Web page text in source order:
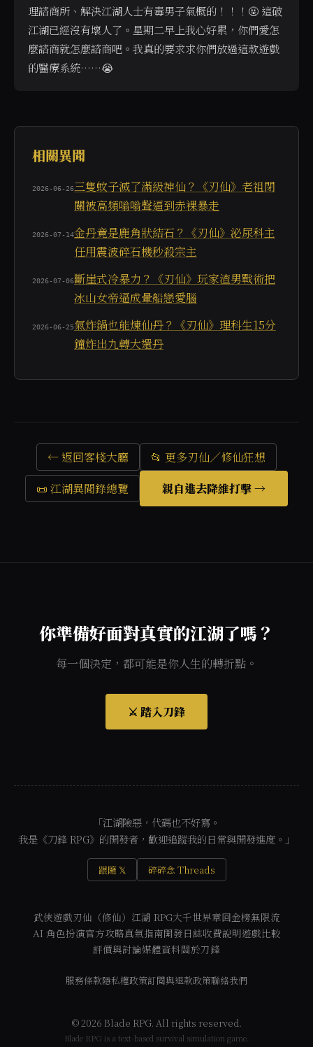
理諮商所、解決江湖人士有毒男子氣概的！！！🤬 這破
江湖已經沒有壞人了。星期二早上我心好累，你們愛怎
麼諮商就怎麼諮商吧。我真的要求求你們放過這款遊戲
的醫療系統……😭
相關異聞
2026-06-26三隻蚊子滅了滿級神仙？《刃仙》老祖閉
關被高頻嗡嗡聲逼到赤裸暴走
2026-07-14金丹竟是鹿角狀結石？《刃仙》泌尿科主
任用震波碎石機秒殺宗主
2026-07-06斷崖式冷暴力？《刃仙》玩家渣男戰術把
冰山女帝逼成暈船戀愛腦
2026-06-25氣炸鍋也能煉仙丹？《刃仙》理科生15分
鐘炸出九轉大還丹
← 返回客棧大廳
📂 更多刃仙／修仙狂想
📜 江湖異聞錄總覽
親自進去降維打擊 →
你準備好面對真實的江湖了嗎？
每一個決定，都可能是你人生的轉折點。
⚔️ 踏入刀鋒
「江湖險惡，代碼也不好寫。
我是《刀鋒 RPG》的開發者，歡迎追蹤我的日常與開發進度。」
跟隨 𝕏 碎碎念 Threads
武俠遊戲刃仙（修仙） 江湖 RPG大千世界章回金榜無限流
AI 角色扮演官方攻略真氣指南開發日誌收費說明遊戲比較
評價與討論媒體資料關於刀鋒
服務條款隱私權政策訂閱與退款政策聯絡我們
© 2026 Blade RPG. All rights reserved.
Blade RPG is a text-based survival simulation game.